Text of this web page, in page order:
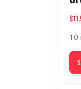
$
10